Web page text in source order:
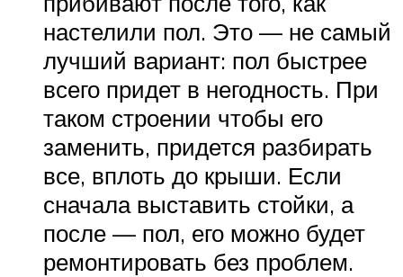
настелили пол. Это — не самый
лучший вариант: пол быстрее
всего придет в негодность. При
таком строении чтобы его
заменить, придется разбирать
все, вплоть до крыши. Если
сначала выставить стойки, а
после — пол, его можно будет
ремонтировать без проблем.